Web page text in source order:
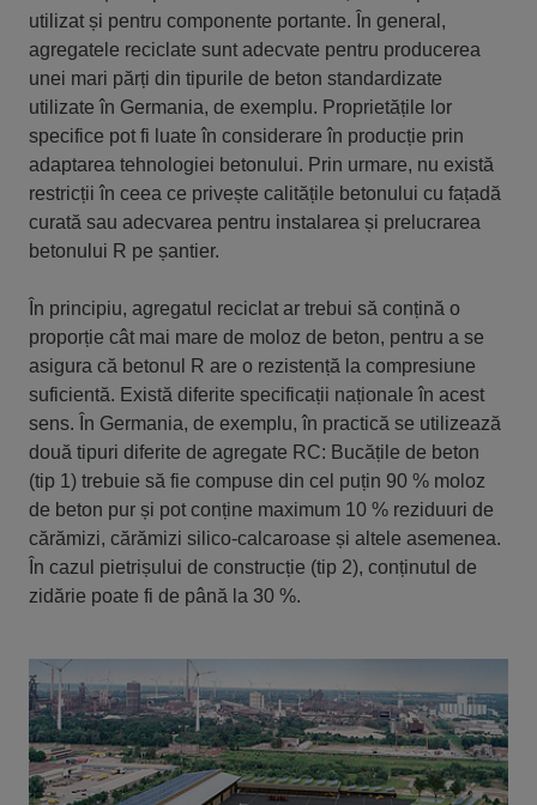
utilizat și pentru componente portante. În general,
agregatele reciclate sunt adecvate pentru producerea
unei mari părți din tipurile de beton standardizate
utilizate în Germania, de exemplu. Proprietățile lor
specifice pot fi luate în considerare în producție prin
adaptarea tehnologiei betonului. Prin urmare, nu există
restricții în ceea ce privește calitățile betonului cu fațadă
curată sau adecvarea pentru instalarea și prelucrarea
betonului R pe șantier.
În principiu, agregatul reciclat ar trebui să conțină o
proporție cât mai mare de moloz de beton, pentru a se
asigura că betonul R are o rezistență la compresiune
suficientă. Există diferite specificații naționale în acest
sens. În Germania, de exemplu, în practică se utilizează
două tipuri diferite de agregate RC: Bucățile de beton
(tip 1) trebuie să fie compuse din cel puțin 90 % moloz
de beton pur și pot conține maximum 10 % reziduuri de
cărămizi, cărămizi silico-calcaroase și altele asemenea.
În cazul pietrișului de construcție (tip 2), conținutul de
zidărie poate fi de până la 30 %.